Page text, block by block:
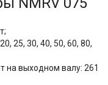
25, 30, 40, 50, 60, 80,
на выходном валу: 261